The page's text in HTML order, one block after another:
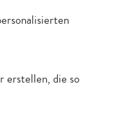
erstellen, die so